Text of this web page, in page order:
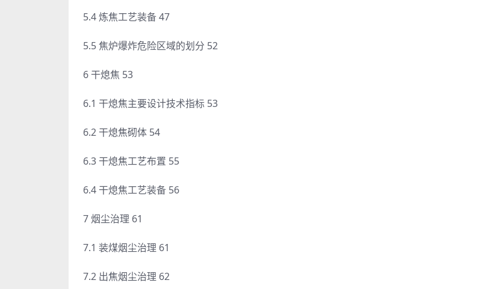
5.4 炼焦工艺装备 47
5.5 焦炉爆炸危险区域的划分 52
6 干熄焦 53
6.1 干熄焦主要设计技术指标 53
6.2 干熄焦砌体 54
6.3 干熄焦工艺布置 55
6.4 干熄焦工艺装备 56
7 烟尘治理 61
7.1 装煤烟尘治理 61
7.2 出焦烟尘治理 62